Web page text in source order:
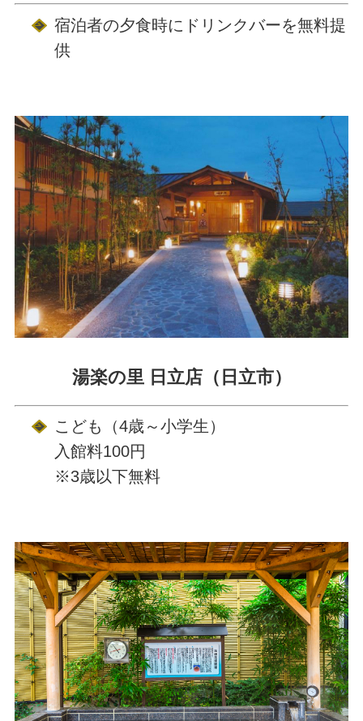
宿泊者の夕食時にドリンクバーを無料提
供
湯楽の里 日立店（日立市）
こども（4歳～小学生）
入館料100円
※3歳以下無料